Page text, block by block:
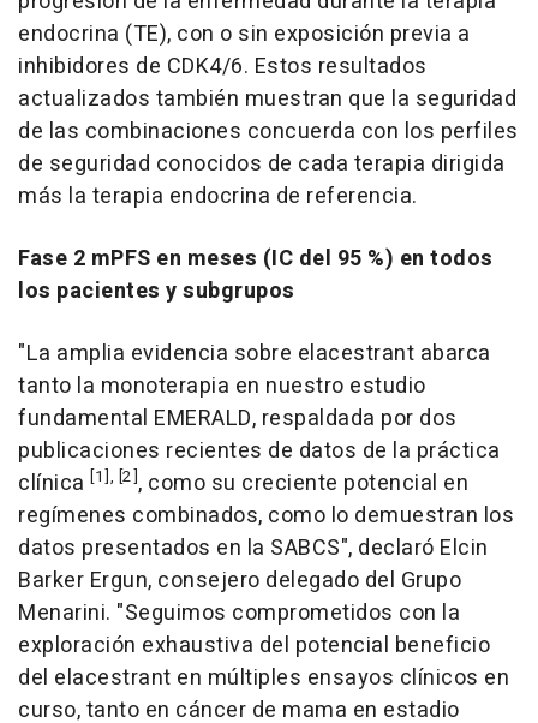
endocrina (TE), con o sin exposición previa a
inhibidores de CDK4/6. Estos resultados
actualizados también muestran que la seguridad
de las combinaciones concuerda con los perfiles
de seguridad conocidos de cada terapia dirigida
más la terapia endocrina de referencia.
Fase 2 mPFS en meses (IC del 95 %) en todos
los pacientes y subgrupos
"La amplia evidencia sobre elacestrant abarca
tanto la monoterapia en nuestro estudio
fundamental EMERALD, respaldada por dos
publicaciones recientes de datos de la práctica
clínica [1], [2], como su creciente potencial en
regímenes combinados, como lo demuestran los
datos presentados en la SABCS", declaró Elcin
Barker Ergun, consejero delegado del Grupo
Menarini. "Seguimos comprometidos con la
exploración exhaustiva del potencial beneficio
del elacestrant en múltiples ensayos clínicos en
curso, tanto en cáncer de mama en estadio